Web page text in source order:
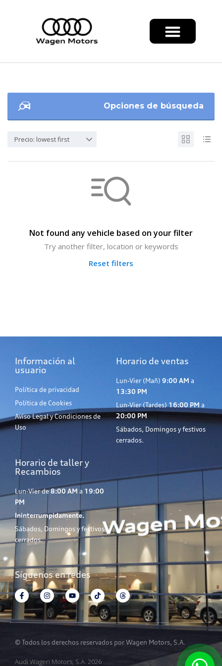
Opciones de búsqueda
Precio: lowest first
Not found any vehicle based on your filter
Try another filter, location or keywords
Reset filters
Información al
usuario
Política de privacidad
Política de Cookies
Aviso Legal y Condiciones de
Uso
Horario de ventas
Lun-Vier (Mañ) 9:00 AM a
13:30 PM
Lun-Vier (Tardes) 16:00 PM a
20:00 PM
Sábados, Domingos y festivos
cerrados.
Horario de taller y
Recambios
Lun-Vier de8:00 AM a 19:00
PM
Ininterrumpidamente.
Sábados, Domingos y festivos
cerrados.
Síguenos en redes
© Todos los derechos reservados por Wagen Motors, S.A.
Audi Wagen Motors, S.A. 2026